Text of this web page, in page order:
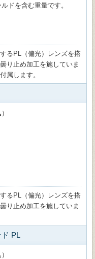
ドを含む重量です。
るPL（偏光）レンズを搭
り止め加工を施していま
属します。
るPL（偏光）レンズを搭
り止め加工を施していま
PL